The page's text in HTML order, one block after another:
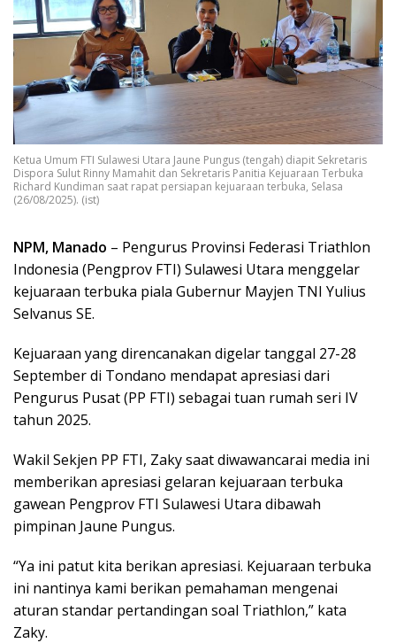
Ketua Umum FTI Sulawesi Utara Jaune Pungus (tengah) diapit Sekretaris
Dispora Sulut Rinny Mamahit dan Sekretaris Panitia Kejuaraan Terbuka
Richard Kundiman saat rapat persiapan kejuaraan terbuka, Selasa
(26/08/2025). (ist)
NPM, Manado – Pengurus Provinsi Federasi Triathlon
Indonesia (Pengprov FTI) Sulawesi Utara menggelar
kejuaraan terbuka piala Gubernur Mayjen TNI Yulius
Selvanus SE.
Kejuaraan yang direncanakan digelar tanggal 27-28
September di Tondano mendapat apresiasi dari
Pengurus Pusat (PP FTI) sebagai tuan rumah seri IV
tahun 2025.
Wakil Sekjen PP FTI, Zaky saat diwawancarai media ini
memberikan apresiasi gelaran kejuaraan terbuka
gawean Pengprov FTI Sulawesi Utara dibawah
pimpinan Jaune Pungus.
“Ya ini patut kita berikan apresiasi. Kejuaraan terbuka
ini nantinya kami berikan pemahaman mengenai
aturan standar pertandingan soal Triathlon,” kata
Zaky.